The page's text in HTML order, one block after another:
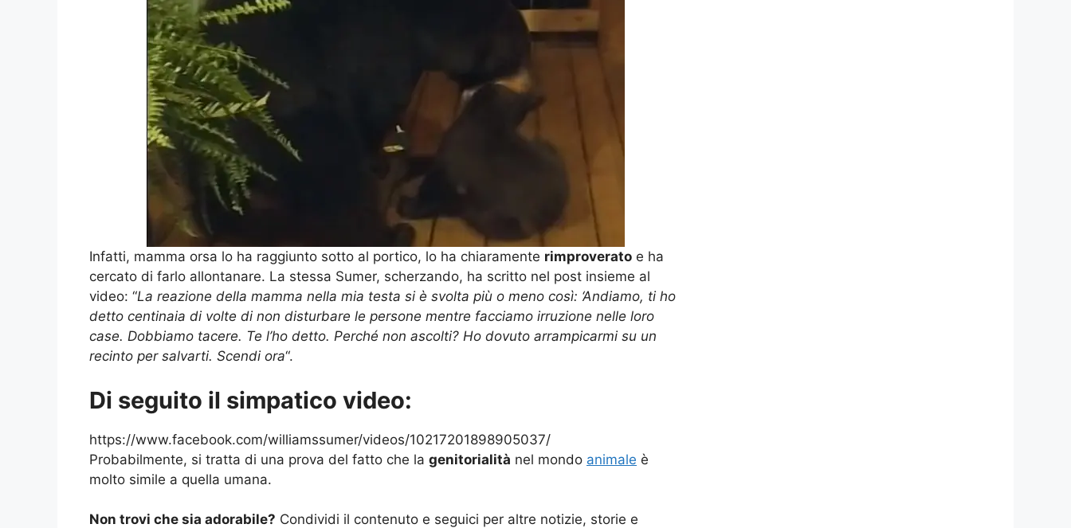
Infatti, mamma orsa lo ha raggiunto sotto al portico, lo ha chiaramente rimproverato e ha
cercato di farlo allontanare. La stessa Sumer, scherzando, ha scritto nel post insieme al
video: “La reazione della mamma nella mia testa si è svolta più o meno così: ‘Andiamo, ti ho
detto centinaia di volte di non disturbare le persone mentre facciamo irruzione nelle loro
case. Dobbiamo tacere. Te l’ho detto. Perché non ascolti? Ho dovuto arrampicarmi su un
recinto per salvarti. Scendi ora“.
Di seguito il simpatico video:
https://www.facebook.com/williamssumer/videos/10217201898905037/
Probabilmente, si tratta di una prova del fatto che la genitorialità nel mondo animale è
molto simile a quella umana.
Non trovi che sia adorabile? Condividi il contenuto e seguici per altre notizie, storie e